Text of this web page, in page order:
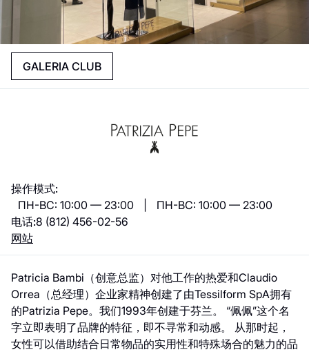
GALERIA CLUB
操作模式:
ПН-ВС: 10:00 — 23:00 | ПН-ВС: 10:00 — 23:00
电话:8 (812) 456-02-56
网站
Patricia Bambi（创意总监）对他工作的热爱和Claudio
Orrea（总经理）企业家精神创建了由Tessilform SpA拥有
的Patrizia Pepe。我们1993年创建于芬兰。 “佩佩”这个名
字立即表明了品牌的特征，即不寻常和动感。 从那时起，
女性可以借助结合日常物品的实用性和特殊场合的魅力的品